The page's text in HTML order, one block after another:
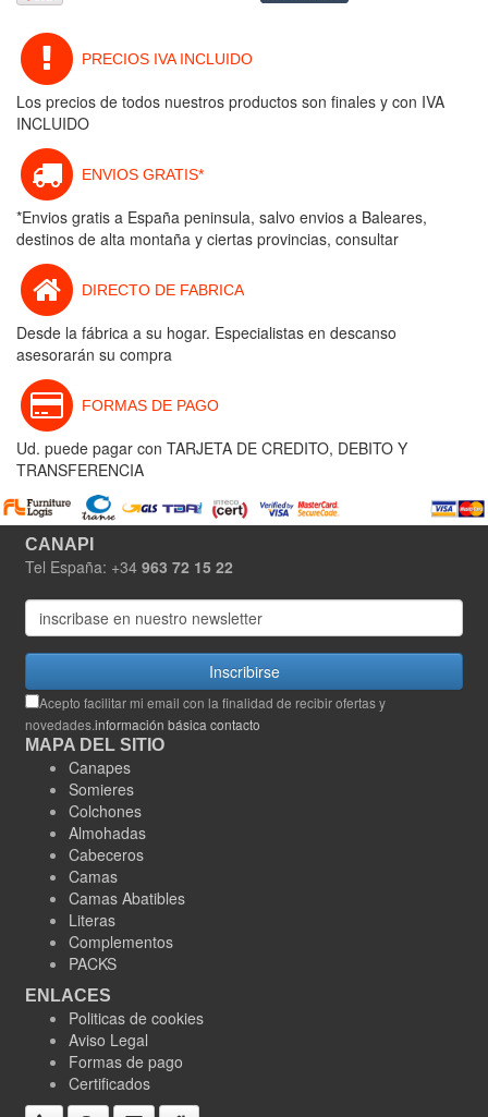
PRECIOS IVA INCLUIDO
Los precios de todos nuestros productos son finales y con IVA
INCLUIDO
ENVIOS GRATIS*
*Envios gratis a España peninsula, salvo envios a Baleares,
destinos de alta montaña y ciertas provincias, consultar
DIRECTO DE FABRICA
Desde la fábrica a su hogar. Especialistas en descanso
asesorarán su compra
FORMAS DE PAGO
Ud. puede pagar con TARJETA DE CREDITO, DEBITO Y
TRANSFERENCIA
CANAPI
Tel España: +34 963 72 15 22
Inscribirse
Acepto facilitar mi email con la finalidad de recibir ofertas y
novedades.información básica contacto
MAPA DEL SITIO
Canapes
Somieres
Colchones
Almohadas
Cabeceros
Camas
Camas Abatibles
Literas
Complementos
PACKS
ENLACES
Politicas de cookies
Aviso Legal
Formas de pago
Certificados